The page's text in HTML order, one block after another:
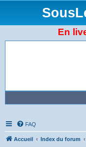
En
FAQ
Accueil Index du forum